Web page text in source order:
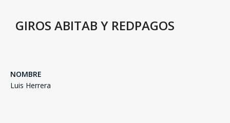
GIROS ABITAB Y REDPAGOS
NOMBRE
Luis Herrera